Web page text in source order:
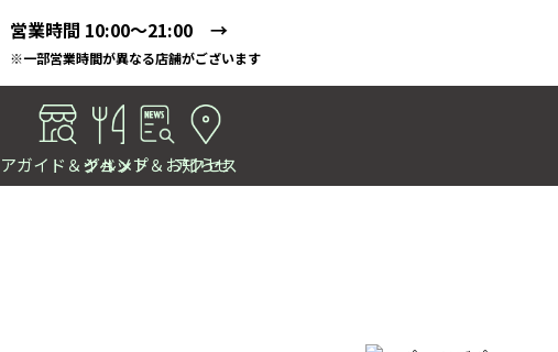
営業時間 10:00～21:00 →
※一部営業時間が異なる店舗がございます
ガイド＆ショップ
グルメ
イベント＆お知らせ
アクセス